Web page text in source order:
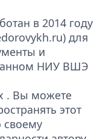
в 2014 году
для
и
НИУ ВШЭ
. Вы можете
этот